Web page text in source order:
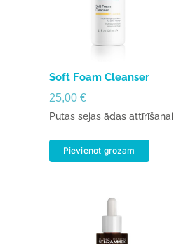
Soft Foam Cleanser
25,00 €
Putas sejas ādas attīrīšanai
Pievienot grozam